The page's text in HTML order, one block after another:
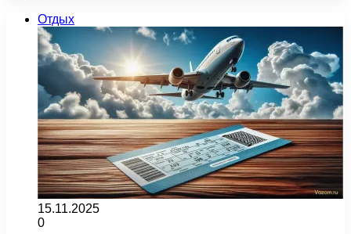
Отдых
15.11.2025
0